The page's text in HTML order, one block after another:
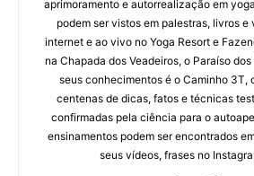
aprimoramento e autorrealização em
podem ser vistos em palestras, livros e
internet e ao vivo no Yoga Resort e
na Chapada dos Veadeiros, o Paraíso
seus conhecimentos é o Caminho 3T,
centenas de dicas, fatos e técnicas
confirmadas pela ciência para o
ensinamentos podem ser encontrados
seus vídeos, frases no